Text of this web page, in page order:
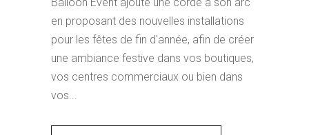
en proposant des nouvelles installations
pour les fêtes de fin d'année, afin de créer
une ambiance festive dans vos boutiques,
vos centres commerciaux ou bien dans
vos...